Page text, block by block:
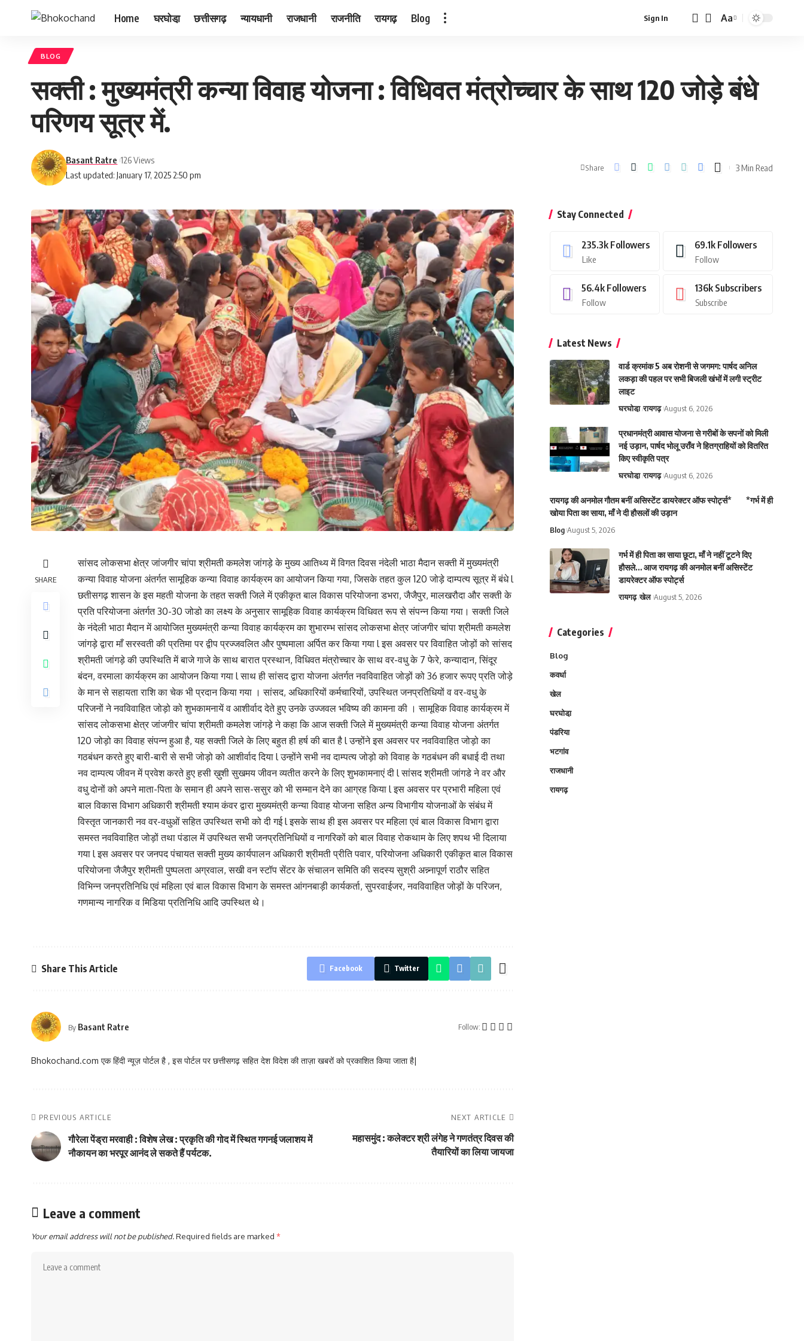
Home घरघोडा़ छत्तीसगढ़ न्यायधानी राजधानी राजनीति रायगढ़ Blog Sign In
Font
Aa
BLOG
सक्ती : मुख्यमंत्री कन्या विवाह योजना : विधिवत मंत्रोच्चार के साथ 120 जोड़े बंधे
परिणय सूत्र में.
Last updated: January 17, 2025 2:50 pm
Basant Ratre 126 Views
Share 3 Min Read
SHARE
सांसद लोकसभा क्षेत्र जांजगीर चांपा श्रीमती कमलेश जांगड़े के मुख्य आतिथ्य में विगत दिवस नंदेली भाठा मैदान सक्ती में मुख्यमंत्री
कन्या विवाह योजना अंतर्गत सामूहिक कन्या विवाह कार्यक्रम का आयोजन किया गया, जिसके तहत कुल 120 जोड़े दाम्पत्य सूत्र में बंधे l
छतीसगढ़ शासन के इस महती योजना के तहत सक्ती जिले में एकीकृत बाल विकास परियोजना डभरा, जैजैपुर, मालखरौदा और सक्ती के
प्रति परियोजना अंतर्गत 30-30 जोडो का लक्ष्य के अनुसार सामूहिक विवाह कार्यक्रम विधिवत रूप से संपन्न किया गया। सक्ती जिले
के नंदेली भाठा मैदान में आयोजित मुख्यमंत्री कन्या विवाह कार्यक्रम का शुभारम्भ सांसद लोकसभा क्षेत्र जांजगीर चांपा श्रीमती कमलेश
जांगड़े द्वारा माँ सरस्वती की प्रतिमा पर द्वीप प्रज्जवलित और पुष्पमाला अर्पित कर किया गया l इस अवसर पर विवाहित जोड़ों को सांसद
श्रीमती जांगड़े की उपस्थिति में बाजे गाजे के साथ बारात प्रस्थान, विधिवत मंत्रोच्चार के साथ वर-वधु के 7 फेरे, कन्यादान, सिंदूर
बंदन, वरमाला कार्यक्रम का आयोजन किया गया l साथ ही सांसद द्वारा योजना अंतर्गत नवविवाहित जोड़ों को 36 हजार रूपए प्रति जोड़े
के मान से सहायता राशि का चेक भी प्रदान किया गया । सांसद, अधिकारियों कर्मचारियों, उपस्थित जनप्रतिधियों व वर-वधु के
परिजनों ने नवविवाहित जोड़ो को शुभकामनायें व आशीर्वाद देते हुए उनके उज्जवल भविष्य की कामना की । सामूहिक विवाह कार्यक्रम में
सांसद लोकसभा क्षेत्र जांजगीर चांपा श्रीमती कमलेश जांगड़े ने कहा कि आज सक्ती जिले में मुख्यमंत्री कन्या विवाह योजना अंतर्गत
120 जोड़ो का विवाह संपन्न हुआ है, यह सक्ती जिले के लिए बहुत ही हर्ष की बात है l उन्होंने इस अवसर पर नवविवाहित जोड़ो का
गठबंधन करते हुए बारी-बारी से सभी जोड़ो को आशीर्वाद दिया l उन्होंने सभी नव दाम्पत्य जोड़ो को विवाह के गठबंधन की बधाई दी तथा
नव दाम्पत्य जीवन में प्रवेश करते हुए हसी ख़ुशी सुखमय जीवन व्यतीत करने के लिए शुभकामनाएं दी l सांसद श्रीमती जांगडे ने वर और
वधु दोनों को अपने माता-पिता के समान ही अपने सास-ससुर को भी सम्मान देने का आग्रह किया l इस अवसर पर प्रभारी महिला एवं
बाल विकास विभाग अधिकारी श्रीमती श्याम कंवर द्वारा मुख्यमंत्री कन्या विवाह योजना सहित अन्य विभागीय योजनाओं के संबंध में
विस्तृत जानकारी नव वर-वधुओं सहित उपस्थित सभी को दी गई l इसके साथ ही इस अवसर पर महिला एवं बाल विकास विभाग द्वारा
समस्त नवविवाहित जोड़ों तथा पंडाल में उपस्थित सभी जनप्रतिनिधियों व नागरिकों को बाल विवाह रोकथाम के लिए शपथ भी दिलाया
गया l इस अवसर पर जनपद पंचायत सक्ती मुख्य कार्यपालन अधिकारी श्रीमती प्रीति पवार, परियोजना अधिकारी एकीकृत बाल विकास
परियोजना जैजैपुर श्रीमती पुष्पलता अग्रवाल, सखी वन स्टॉप सेंटर के संचालन समिति की सदस्य सुश्री अन्न्नापूर्ण राठौर सहित
विभिन्न जनप्रतिनिधि एवं महिला एवं बाल विकास विभाग के समस्त आंगनबाड़ी कार्यकर्ता, सुपरवाईजर, नवविवाहित जोड़ों के परिजन,
गणमान्य नागरिक व मिडिया प्रतिनिधि आदि उपस्थित थे।
Share This Article Facebook Twitter
By Basant Ratre Follow:
Bhokochand.com एक हिंदी न्यूज़ पोर्टल है , इस पोर्टल पर छत्तीसगढ़ सहित देश विदेश की ताज़ा खबरों को प्रकाशित किया जाता है|
PREVIOUS ARTICLE
गौरेला पेंड्रा मरवाही : विशेष लेख : प्रकृति की गोद में स्थित गगनई जलाशय में
नौकायन का भरपूर आनंद ले सकते हैं पर्यटक.
NEXT ARTICLE
महासमुंद : कलेक्टर श्री लंगेह ने गणतंत्र दिवस की
तैयारियों का लिया जायजा
Leave a comment
Your email address will not be published.Required fields are marked *
Stay Connected
235.3k Followers
Like
69.1k Followers
Follow
56.4k Followers
Follow
136k Subscribers
Subscribe
Latest News
वार्ड क्रमांक 5 अब रोशनी से जगमग: पार्षद अनिल
लकड़ा की पहल पर सभी बिजली खंभों में लगी स्ट्रीट
लाइट
घरघोडा़ रायगढ़ August 6, 2026
प्रधानमंत्री आवास योजना से गरीबों के सपनों को मिली
नई उड़ान, पार्षद भोलू उराँव ने हितग्राहियों को वितरित
किए स्वीकृति पत्र
घरघोडा़ रायगढ़ August 6, 2026
रायगढ़ की अनमोल गौतम बनीं असिस्टेंट डायरेक्टर ऑफ स्पोर्ट्स* *गर्भ में ही
खोया पिता का साया, माँ ने दी हौसलों की उड़ान
Blog August 5, 2026
गर्भ में ही पिता का साया छूटा, माँ ने नहीं टूटने दिए
हौसले… आज रायगढ़ की अनमोल बनीं असिस्टेंट
डायरेक्टर ऑफ स्पोर्ट्स
रायगढ़ खेल August 5, 2026
Categories
Blog
कवर्धा
खेल
घरघोडा़
पंडरिया
भटगांव
राजधानी
रायगढ़